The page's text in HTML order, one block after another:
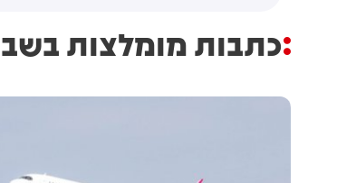
כתבות מומלצות